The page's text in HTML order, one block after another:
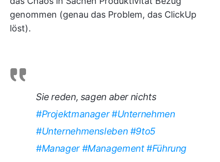
genommen (genau das Problem, das ClickUp
löst).
Sie reden, sagen aber nichts
#Projektmanager #Unternehmen
#Unternehmensleben #9to5
#Manager #Management #Führung